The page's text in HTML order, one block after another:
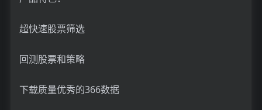
超快速股票筛选
回测股票和策略
下载质量优秀的366数据